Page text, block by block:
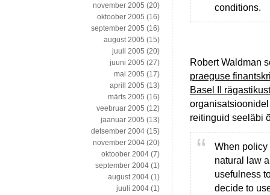
conditions.
Robert Waldman
praeguse
Basel II rägastikust
reitinguid seeläbi
When policy
natural law
usefulness
decide to
november 2005 (20)
oktoober 2005 (16)
september 2005 (16)
august 2005 (15)
juuli 2005 (20)
juuni 2005 (27)
mai 2005 (17)
aprill 2005 (13)
märts 2005 (16)
veebruar 2005 (12)
jaanuar 2005 (13)
detsember 2004 (15)
november 2004 (20)
oktoober 2004 (7)
september 2004 (1)
august 2004 (1)
juuli 2004 (1)